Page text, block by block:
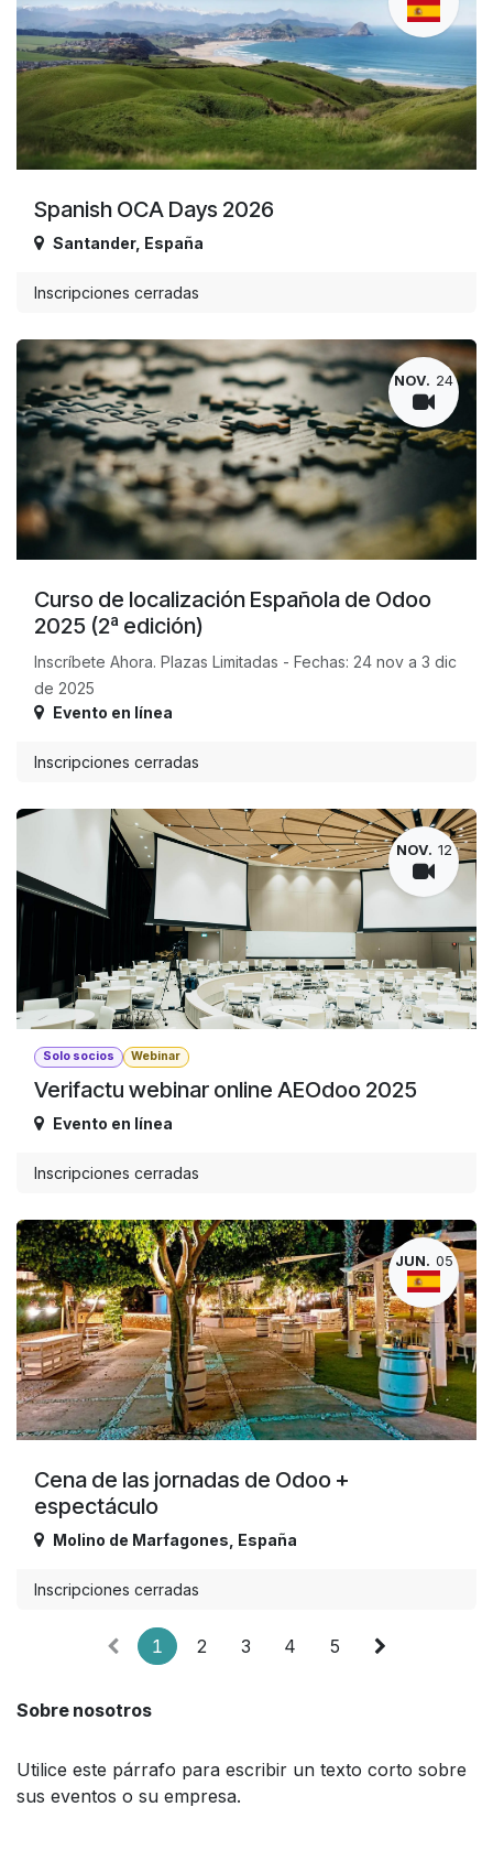
Spanish OCA Days 2026
Santander, España
Inscripciones cerradas
NOV. 24
Curso de localización Española de Odoo
2025 (2ª edición)
Inscríbete Ahora. Plazas Limitadas - Fechas: 24 nov a 3 dic
de 2025
Evento en línea
Inscripciones cerradas
NOV. 12
Solo socios Webinar
Verifactu webinar online AEOdoo 2025
Evento en línea
Inscripciones cerradas
JUN. 05
Cena de las jornadas de Odoo +
espectáculo
Molino de Marfagones España
Inscripciones cerradas
1 2 3 4 5
Sobre nosotros
Utilice este párrafo para escribir un texto corto sobre
sus eventos o su empresa.